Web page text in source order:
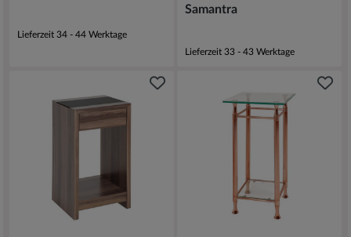
Lieferzeit 34 - 44 Werktage
Samantra
Lieferzeit 33 - 43 Werktage